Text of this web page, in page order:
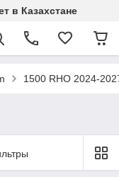
в Казахстане
1500 RHO 2024-